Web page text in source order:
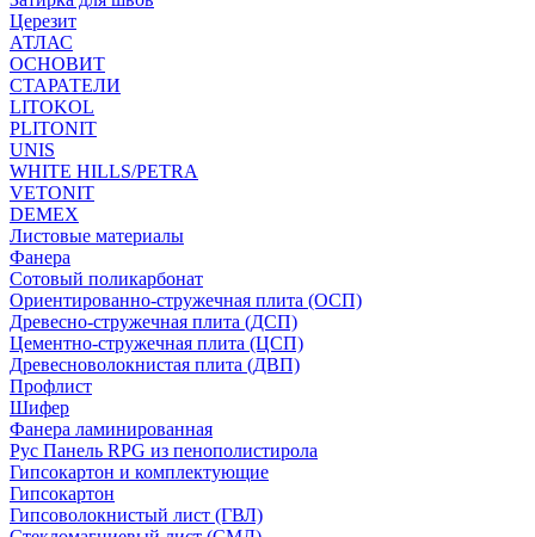
Церезит
АТЛАС
ОСНОВИТ
СТАРАТЕЛИ
LITOKOL
PLITONIT
UNIS
WHITE HILLS/PETRA
VETONIT
DEMEX
Листовые материалы
Фанера
Сотовый поликарбонат
Ориентированно-стружечная плита (ОСП)
Древесно-стружечная плита (ДСП)
Цементно-стружечная плита (ЦСП)
Древесноволокнистая плита (ДВП)
Профлист
Шифер
Фанера ламинированная
Рус Панель RPG из пенополистирола
Гипсокартон и комплектующие
Гипсокартон
Гипсоволокнистый лист (ГВЛ)